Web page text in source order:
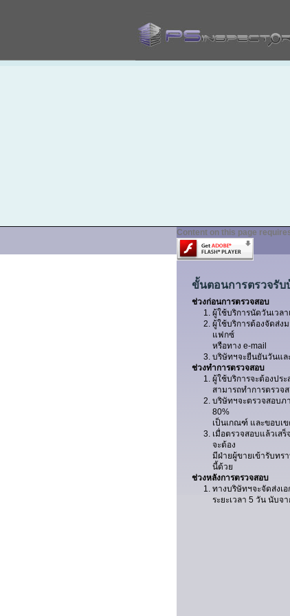
Content on this page
ขั้นตอนการตรวจรับ
ช่วงก่อนการตรวจสอบ
ผู้ใช้บริการนัดวันเวล
ผู้ใช้บริการต้องจัดส่ง
แฟกซ์
หรือทาง e-mail
บริษัทฯจะยืนยันวันแล
ช่วงทำการตรวจสอบ
ผู้ใช้บริการจะต้องปร
สามารถทำการตรวจ
บริษัทฯจะตรวจสอบ
80%
เป็นเกณฑ์ และขอบเ
เมื่อตรวจสอบแล้วเส
จะต้อง
มีฝ่ายผู้ขายเข้ารับท
นี้ด้วย
ช่วงหลังการตรวจสอบ
ทางบริษัทฯจะจัดส่งเ
ระยะเวลา 5 วัน นับจ